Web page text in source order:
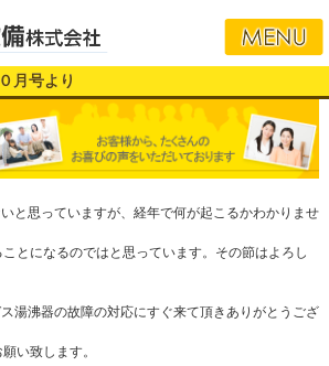
月号より
と思っていますが、経年で何が起こるかわかりませ
になるのではと思っています。その節はよろし
湯沸器の故障の対応にすぐ来て頂きありがとうござ
い致します。